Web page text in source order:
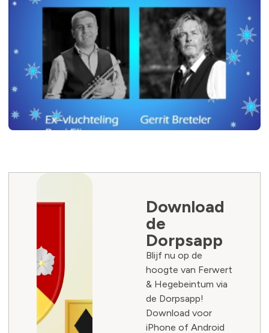
Download
de
Dorpsapp
Blijf nu op de
hoogte van Ferwert
& Hegebeintum via
de Dorpsapp!
Download voor
iPhone of Android